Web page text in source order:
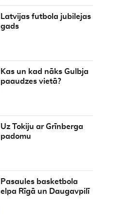
Latvijas futbola jubilejas
gads
Kas un kad nāks Gulbja
paaudzes vietā?
Uz Tokiju ar Grīnberga
padomu
Pasaules basketbola
elpa Rīgā un Daugavpilī